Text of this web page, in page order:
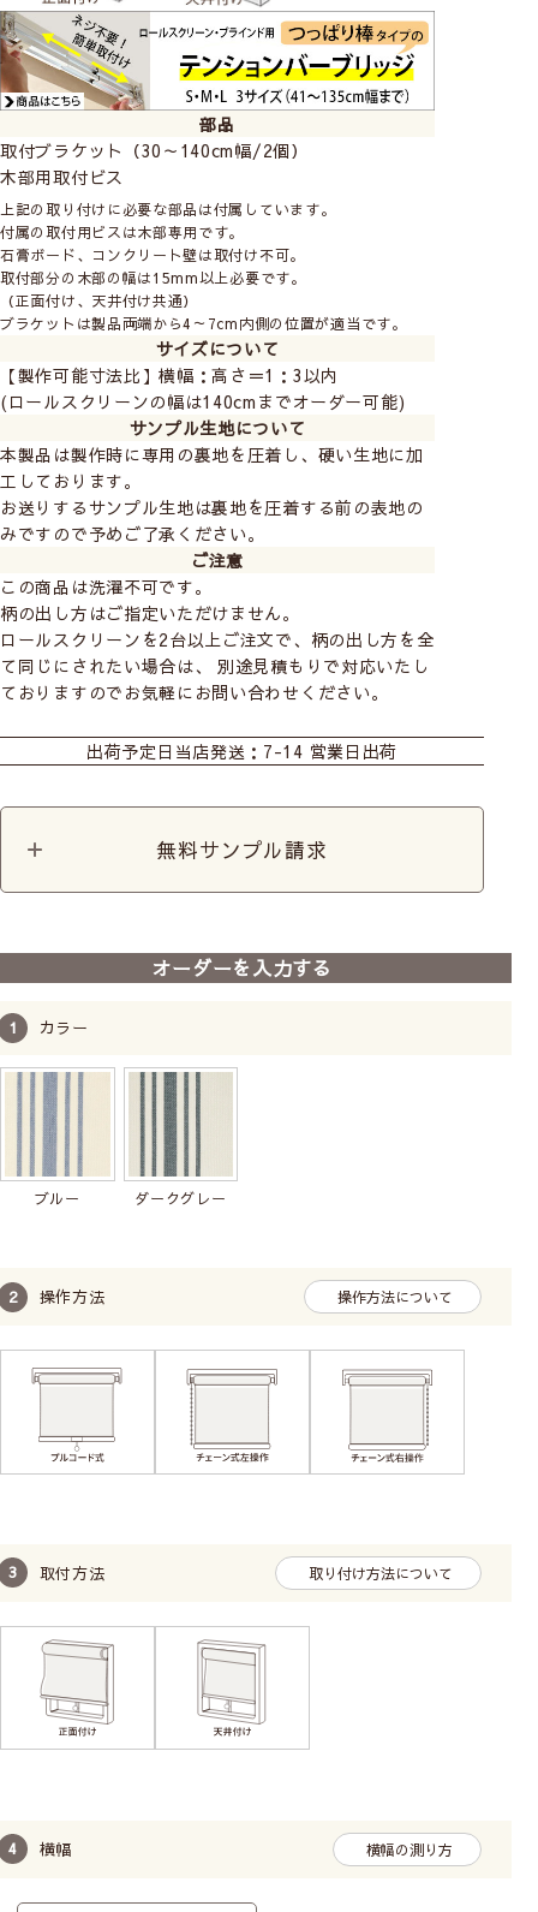
部品
取付ブラケット（30～140cm幅/2個）
木部用取付ビス
上記の取り付けに必要な部品は付属しています。
付属の取付用ビスは木部専用です。
石膏ボード、コンクリート壁は取付け不可。
取付部分の木部の幅は15mm以上必要です。
（正面付け、天井付け共通）
ブラケットは製品両端から4～7cm内側の位置が適当です。
サイズについて
【製作可能寸法比】横幅：高さ＝1：3以内
(ロールスクリーンの幅は140cmまでオーダー可能)
サンプル生地について
本製品は製作時に専用の裏地を圧着し、硬い生地に加
工しております。
お送りするサンプル生地は裏地を圧着する前の表地の
みですので予めご了承ください。
ご注意
この商品は洗濯不可です。
柄の出し方はご指定いただけません。
ロールスクリーンを2台以上ご注文で、柄の出し方を全
て同じにされたい場合は、 別途見積もりで対応いたし
ておりますのでお気軽にお問い合わせください。
ロールカーテン出荷予定日 当店発送：7-14 営業日出荷
無料サンプル請求
オーダーを入力する
カラー
ブルー ダークグレー
操作方法 操作方法について
取付方法 取り付け方法について
横幅 横幅の測り方